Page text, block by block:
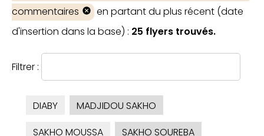
commentaires
en partant du plus récent (date
d'insertion dans la base) : 25 flyers trouvés.
Filtrer :
DIABY
MADJIDOU SAKHO
SAKHO MOUSSA
SAKHO SOUREBA